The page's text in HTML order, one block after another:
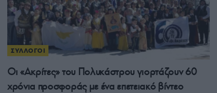
ΣΥΛΛΟΓΟΙ
Οι «Ακρίτες» του Πολυκάστρου γιορτάζουν 60
χρόνια προσφοράς με ένα επετειακό βίντεο